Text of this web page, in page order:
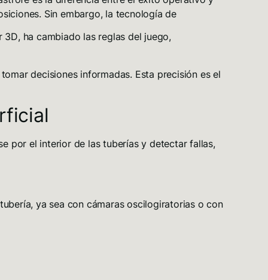
Sin embargo, la tecnología de
3D, ha cambiado las reglas del juego,
decisiones informadas. Esta precisión es el
por el interior de las tuberías y detectar fallas,
ya sea con cámaras oscilogiratorias o con